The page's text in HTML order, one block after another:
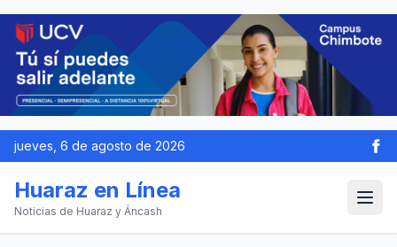
jueves, 6 de agosto de 2026
Huaraz en Línea
Noticias de Huaraz y Áncash